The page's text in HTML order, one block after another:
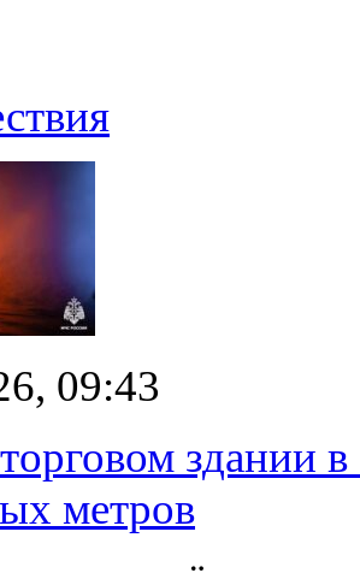
09:43
здании
метров